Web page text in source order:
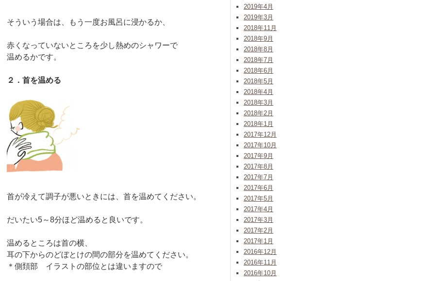
2019年4月
2019年3月
2018年11月
2018年9月
2018年8月
2018年7月
2018年6月
2018年5月
2018年4月
2018年3月
2018年2月
2018年1月
2017年12月
2017年10月
2017年9月
2017年8月
2017年7月
2017年6月
2017年5月
2017年4月
2017年3月
2017年2月
2017年1月
2016年12月
2016年11月
2016年10月
そういう場合は、もう一度お風呂に浸かるか、
赤くなっていないところを少し熱めのシャワーで
温めるかです。
２．首を温める
首が冷えて調子が悪いときには、首を温めてください。
だいたい5～8分ほど温めると良いです。
温めるところは首の横、
耳の下からのどぼとけの間の部分を温めてください。
＊側頚部 イラストの部位とは違いますので